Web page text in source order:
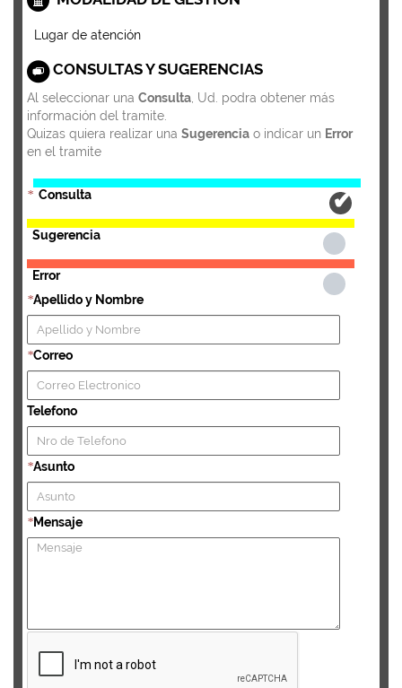
Lugar de atención
CONSULTAS Y SUGERENCIAS
Al seleccionar una Consulta , Ud. podra obtener más
información del tramite.
Quizas quiera realizar una Sugerencia o indicar un Error
en el tramite
* Consulta
Sugerencia
Error
*Apellido y Nombre
*Correo
Telefono
*Asunto
*Mensaje